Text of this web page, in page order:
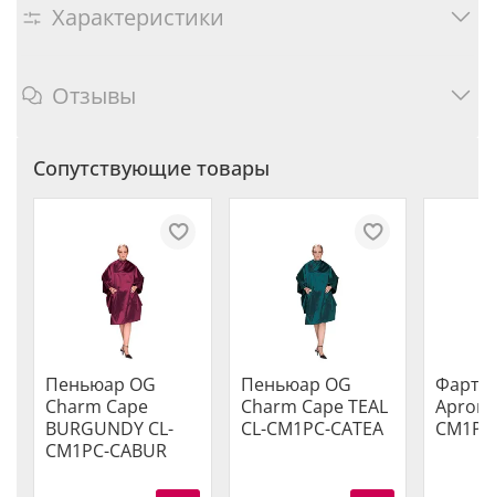
Характеристики
Отзывы
Сопутствующие товары
Пеньюар OG
Charm Cape
BURGUNDY CL-
CM1PC-CABUR
Пеньюар OG
Charm Cape TEAL
CL-CM1PC-CATEA
Apron